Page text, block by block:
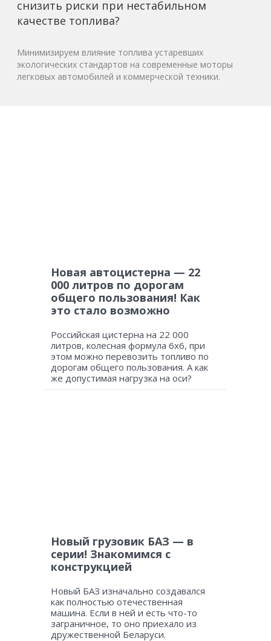
снизить риски при нестабильном
качестве топлива?
Минимизируем влияние топлива устаревших
экологических стандартов на современные моторы
легковых автомобилей и коммерческой техники.
Новая автоцистерна — 22
000 литров по дорогам
общего пользования! Как
это стало возможно
Российская цистерна на 22 000
литров, колесная формула 6х6, при
этом можно перевозить топливо по
дорогам общего пользования. А как
же допустимая нагрузка на оси?
Новый грузовик БАЗ — в
серии! Знакомимся с
конструкцией
Новый БАЗ изначально создавался
как полностью отечественная
машина. Если в ней и есть что-то
заграничное, то оно приехало из
дружественной Беларуси.